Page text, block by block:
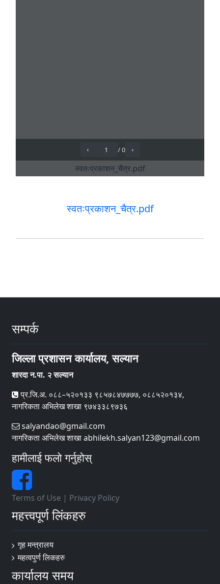
स्वतःप्रकाशन_चैत्र.pdf
सम्पर्क
जिल्ला प्रशासन कार्यालय, सल्यान
शारदा न.पा. २ सल्यान
प्र.जि.अ. ०८८–५२०१३३ ९८५७८४७७७७, ०८८५२०१३४,
नागरिकता अभिलेख शाखा ९७४३३८९७३६
salyandao@gmail.com
नागरिकता अभिलेख शाखा abhilekh.salyan123@gmail.com
हामीलाई फलो गर्नुहोस्
Terms of Use | Privacy Policy
महत्त्वपूर्ण लिंकहरु
गृह मन्त्रालय
महत्वपुर्ण लि‌कहरु
कार्यालय समय